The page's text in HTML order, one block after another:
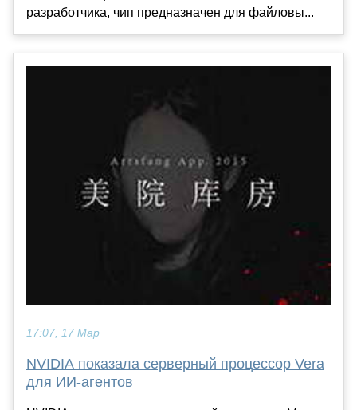
разработчика, чип предназначен для файловы...
17:07, 17 Мар
NVIDIA показала серверный процессор Vera
для ИИ-агентов